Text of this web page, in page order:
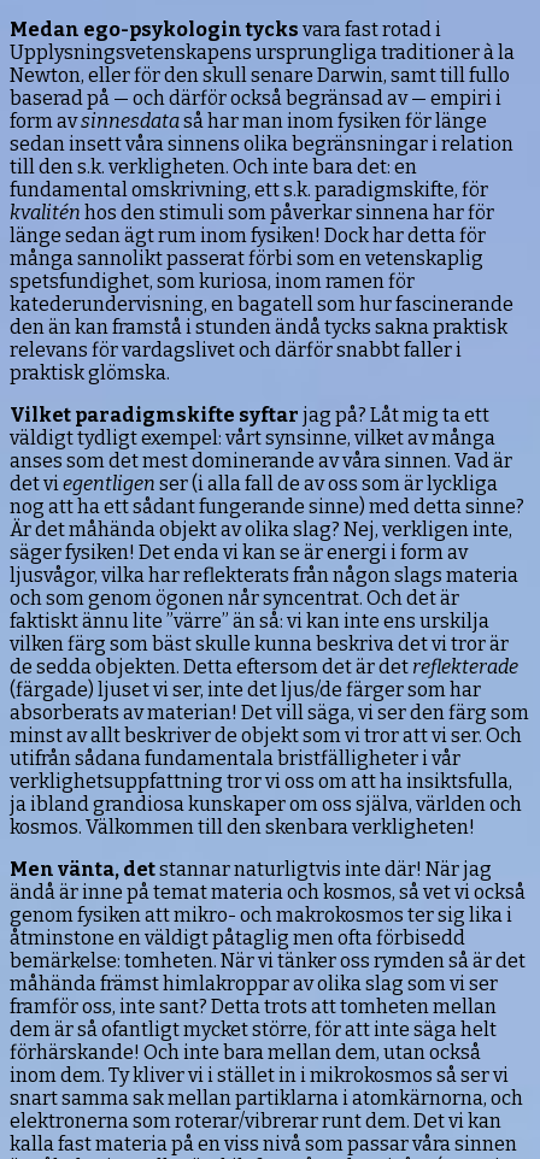
Medan ego-psykologin tycks vara fast rotad i
Upplysningsvetenskapens ursprungliga traditioner à la
Newton, eller för den skull senare Darwin, samt till fullo
baserad på — och därför också begränsad av — empiri i
form avsinnesdataså har man inom fysiken för länge
sedan insett våra sinnens olika begränsningar i relation
till den s.k. verkligheten. Och inte bara det: en
fundamental omskrivning, ett s.k. paradigmskifte, för
kvalitén hos den stimuli som påverkar sinnena har för
länge sedan ägt rum inom fysiken! Dock har detta för
många sannolikt passerat förbi som en vetenskaplig
spetsfundighet, som kuriosa, inom ramen för
katederundervisning, en bagatell som hur fascinerande
den än kan framstå i stunden ändå tycks sakna praktisk
relevans för vardagslivet och därför snabbt faller i
praktisk glömska.
Vilket paradigmskifte syftar jag på? Låt mig ta ett
väldigt tydligt exempel: vårt synsinne, vilket av många
anses som det mest dominerande av våra sinnen. Vad är
det vi egentligen ser (i alla fall de av oss som är lyckliga
nog att ha ett sådant fungerande sinne) med detta sinne?
Är det måhända objekt av olika slag? Nej, verkligen inte,
säger fysiken! Det enda vi kan se är energi i form av
ljusvågor, vilka har reflekterats från någon slags materia
och som genom ögonen når syncentrat. Och det är
faktiskt ännu lite ”värre” än så: vi kan inte ens urskilja
vilken färg som bäst skulle kunna beskriva det vi tror är
de sedda objekten. Detta eftersom det är det reflekterade
(färgade) ljuset vi ser, inte det ljus/de färger som har
absorberats av materian! Det vill säga, vi ser den färg som
minst av allt beskriver de objekt som vi tror att vi ser. Och
utifrån sådana fundamentala bristfälligheter i vår
verklighetsuppfattning tror vi oss om att ha insiktsfulla,
ja ibland grandiosa kunskaper om oss själva, världen och
kosmos. Välkommen till den skenbara verkligheten!
Men vänta, detstannar naturligtvis inte där! När jag
ändå är inne på temat materia och kosmos, så vet vi också
genom fysiken att mikro- och makrokosmos ter sig lika i
åtminstone en väldigt påtaglig men ofta förbisedd
bemärkelse: tomheten. När vi tänker oss rymden så är det
måhända främst himlakroppar av olika slag som vi ser
framför oss, inte sant? Detta trots att tomheten mellan
dem är så ofantligt mycket större, för att inte säga helt
förhärskande! Och inte bara mellan dem, utan också
inom dem. Ty kliver vi i stället in i mikrokosmos så ser vi
snart samma sak mellan partiklarna i atomkärnorna, och
elektronerna som roterar/vibrerar runt dem. Det vi kan
kalla fast materia på en viss nivå som passar våra sinnen